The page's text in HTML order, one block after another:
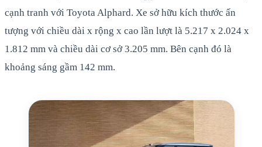
cạnh tranh với Toyota Alphard. Xe sở hữu kích thước ấn
tượng với chiều dài x rộng x cao lần lượt là 5.217 x 2.024 x
1.812 mm và chiều dài cơ sở 3.205 mm. Bên cạnh đó là
khoảng sáng gầm 142 mm.